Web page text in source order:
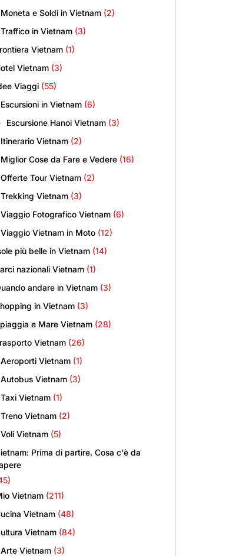
Moneta e Soldi in Vietnam (2)
Traffico in Vietnam (3)
Vietnam (1)
Vietnam (3)
Viaggi (55)
Escursioni in Vietnam (6)
Escursione Hanoi Vietnam (3)
Itinerario Vietnam (2)
Miglior Cose da Fare e Vedere (16)
Offerte Tour Vietnam (2)
Trekking Vietnam (3)
Viaggio Fotografico Vietnam (6)
Viaggio Vietnam in Moto (12)
più belle in Vietnam (14)
nazionali Vietnam (1)
andare in Vietnam (3)
in Vietnam (3)
e Mare Vietnam (28)
Vietnam (26)
Aeroporti Vietnam (1)
Autobus Vietnam (3)
Taxi Vietnam (1)
Treno Vietnam (2)
Voli Vietnam (5)
Prima di partire. Cosa c'è da
Vietnam (211)
Vietnam (48)
Vietnam (84)
Arte Vietnam (3)